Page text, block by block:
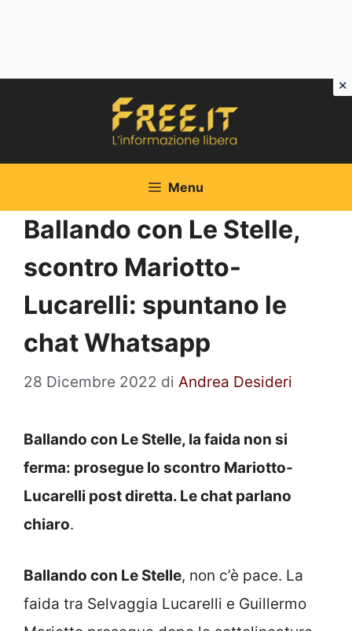
Menu
Ballando con Le Stelle,
scontro Mariotto-
Lucarelli: spuntano le
chat Whatsapp
28 Dicembre 2022 di Andrea Desideri
Ballando con Le Stelle, la faida non si
ferma: prosegue lo scontro Mariotto-
Lucarelli post diretta. Le chat parlano
chiaro.
Ballando con Le Stelle, non c’è pace. La
faida tra Selvaggia Lucarelli e Guillermo